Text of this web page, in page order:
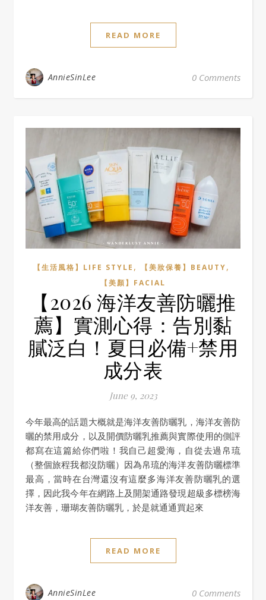
READ MORE
AnnieSinLee 0 Comments
【生活風格】LIFE STYLE , 【美妝保養】BEAUTY,
【美顏】FACIAL
【2026 海洋友善防曬推
薦】實測心得：告別黏
膩泛白！夏日必備+禁用
成分表
June 9, 2023
今年最高的話題大概就是海洋友善防曬乳，海洋友善防
曬的禁用成分，以及開價防曬乳推薦與實際使用的側評
都寫在這篇給你們啦！我自己超愛海，自從去過帛琉
（整個旅程我都沒防曬）因為帛琉的海洋友善防曬標準
最高，當時在台灣還沒有這麼多海洋友善防曬乳的選
擇，因此我今年在網路上及開架通路發現超級多標榜海
洋友善，珊瑚友善防曬乳，於是就通通買起來
READ MORE
AnnieSinLee 0 Comments